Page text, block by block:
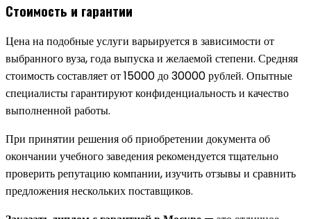
Стоимость и гарантии
Цена на подобные услуги варьируется в зависимости от
выбранного вуза, года выпуска и желаемой степени. Средняя
стоимость составляет от 15000 до 30000 рублей. Опытные
специалисты гарантируют конфиденциальность и качество
выполненной работы.
При принятии решения об приобретении документа об
окончании учебного заведения рекомендуется тщательно
проверить репутацию компании, изучить отзывы и сравнить
предложения нескольких поставщиков.